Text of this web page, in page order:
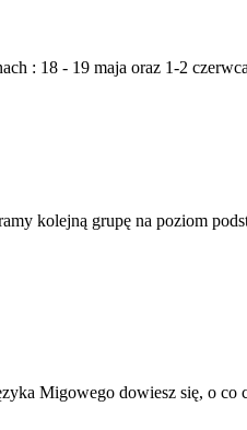
: 18 - 19 maja oraz 1-2
kolejną grupę na poziom
Migowego dowiesz się, o co